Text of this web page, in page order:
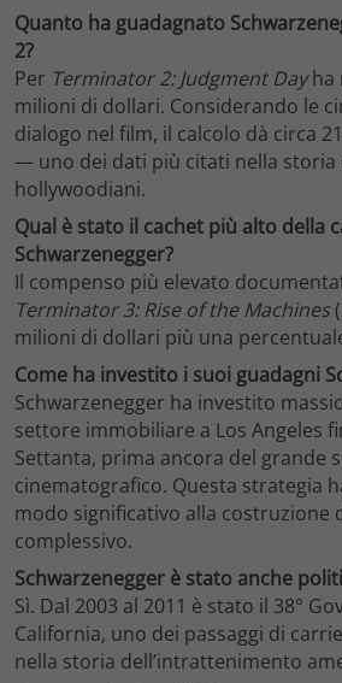
Quanto ha guadagnato
2?
Per Terminator 2: Judgment Dayha
milioni di dollari. Considerando le
dialogo nel film, il calcolo dà circa
— uno dei dati più citati nella storia
hollywoodiani.
Qual è stato il cachet più alto della
Schwarzenegger?
Il compenso più elevato
Terminator 3: Rise of the Machines
milioni di dollari più una
Come ha investito i suoi guadagni
Schwarzenegger ha investito
settore immobiliare a Los Angeles
Settanta, prima ancora del grande
cinematografico. Questa strategia
modo significativo alla costruzione
complessivo.
Schwarzenegger è stato anche
Sì. Dal 2003 al 2011 è stato il 38°
California, uno dei passaggi di
nella storia dell’intrattenimento